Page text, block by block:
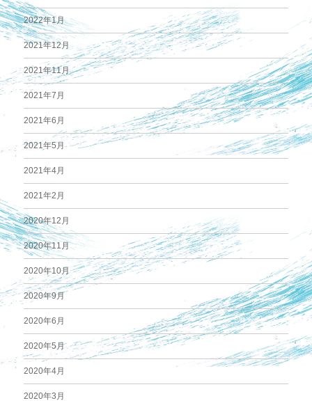
2022年1月
2021年12月
2021年11月
2021年7月
2021年6月
2021年5月
2021年4月
2021年2月
2020年12月
2020年11月
2020年10月
2020年9月
2020年6月
2020年5月
2020年4月
2020年3月